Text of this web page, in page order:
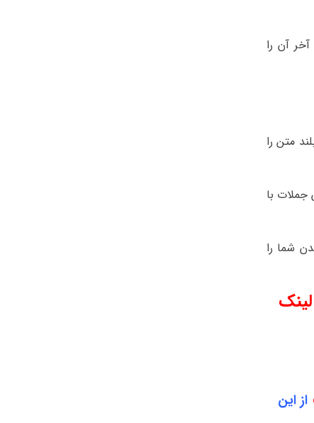
آن را
متن را
جملات با
شما را
از این